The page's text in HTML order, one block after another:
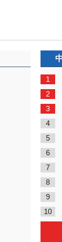
1
2
3
4
5
6
7
8
9
10